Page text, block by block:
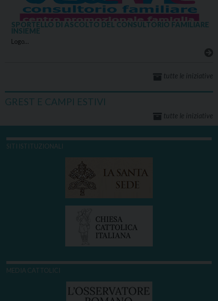
SPORTELLO DI ASCOLTO DEL CONSULTORIO FAMILIARE
INSIEME
Logo…
tutte le iniziative
GREST E CAMPI ESTIVI
tutte le iniziative
SITI ISTITUZIONALI
MEDIA CATTOLICI